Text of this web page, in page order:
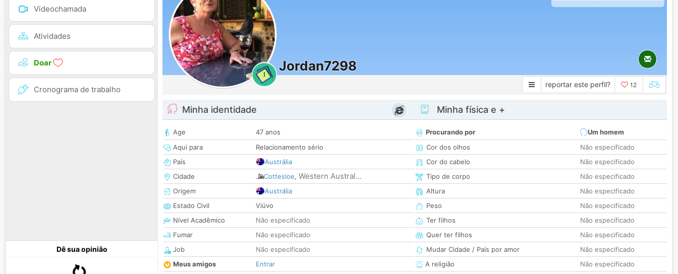
Videochamada
Atividades
Doar
Cronograma de trabalho
Dê sua opinião
1
Jordan7298
reportar este perfil? 12
Minha identidade
Age
47 anos
Aqui para
Relacionamento sério
País
Austrália
Cidade
Cottesloe, Western Austral...
Origem
Austrália
Estado Civil
Viúvo
Nível Acadêmico
Não especificado
Fumar
Não especificado
Job
Não especificado
Meus amigos
Entrar
Minha física e +
Procurando por
Um homem
Cor dos olhos
Não especificado
Cor do cabelo
Não especificado
Tipo de corpo
Não especificado
Altura
Não especificado
Peso
Não especificado
Ter filhos
Não especificado
Quer ter filhos
Não especificado
Mudar Cidade / País por amor
Não especificado
A religião
Não especificado